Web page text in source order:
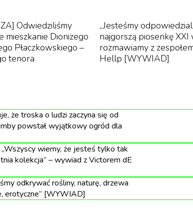
wrażenie, że znajduje się w samym środku
audio ogromną rolę odgrywa
miejsca i sceny, czyniąc doświadczenie
ich budżet scenograficzny ani efekty
temu powstają zarówno kameralne,
thrillery pełne zwrotów akcji. Co istotne,
współczesnego życia – można ich
Odwiedziliśmy
mieszkanie Dionizego
Płaczkowskiego –
tenora
„Jesteśmy
najgorszą piosenkę XXI
rozmawiamy z
Hellp [WYWIAD]
że troska o ludzi zaczyna się od
powstał wyjątkowy ogród dla
wiemy, że jesteś tylko tak
kolekcja” – wywiad z Victorem dE
odkrywać rośliny, naturę, drzewa
erotyczne” [WYWIAD]